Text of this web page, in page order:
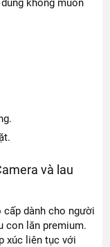
không muốn
và lau
cấp dành cho người
con lăn premium.
xúc liên tục với